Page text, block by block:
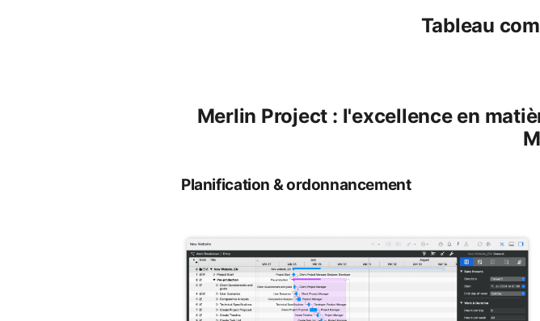
Tableau
Merlin Project : l'excellence en
Planification & ordonnancement